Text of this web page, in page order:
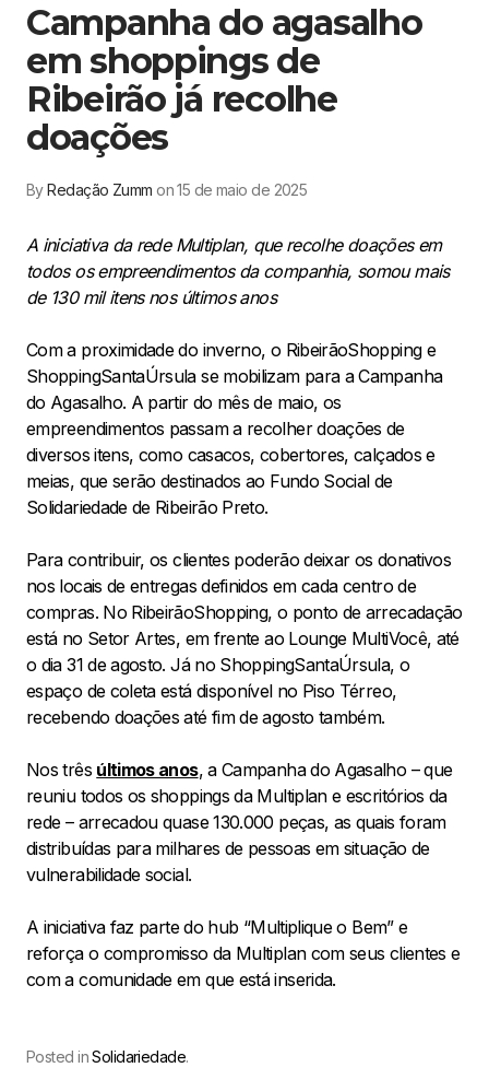
Campanha do agasalho
em shoppings de
Ribeirão já recolhe
doações
ByRedação Zumm on 15 de maio de 2025
A iniciativa da rede Multiplan, que recolhe doações em
todos os empreendimentos da companhia, somou mais
de 130 mil itens nos últimos anos
Com a proximidade do inverno, o RibeirãoShopping e
ShoppingSantaÚrsula se mobilizam para a Campanha
do Agasalho. A partir do mês de maio, os
empreendimentos passam a recolher doações de
diversos itens, como casacos, cobertores, calçados e
meias, que serão destinados ao Fundo Social de
Solidariedade de Ribeirão Preto.
Para contribuir, os clientes poderão deixar os donativos
nos locais de entregas definidos em cada centro de
compras. No RibeirãoShopping, o ponto de arrecadação
está no Setor Artes, em frente ao Lounge MultiVocê, até
o dia 31 de agosto. Já no ShoppingSantaÚrsula, o
espaço de coleta está disponível no Piso Térreo,
recebendo doações até fim de agosto também.
Nos três últimos anos, a Campanha do Agasalho – que
reuniu todos os shoppings da Multiplan e escritórios da
rede – arrecadou quase 130.000 peças, as quais foram
distribuídas para milhares de pessoas em situação de
vulnerabilidade social.
A iniciativa faz parte do hub “Multiplique o Bem” e
reforça o compromisso da Multiplan com seus clientes e
com a comunidade em que está inserida.
Posted inSolidariedade.